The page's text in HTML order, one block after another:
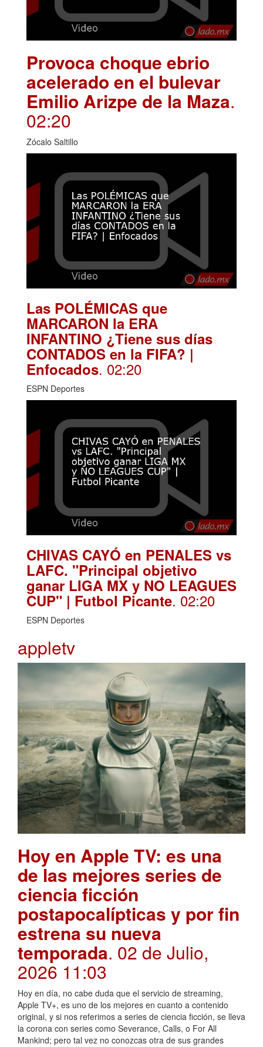
Provoca choque ebrio
acelerado en el bulevar
Emilio Arizpe de la Maza.
02:20
Zócalo Saltillo
Las POLÉMICAS que
MARCARON la ERA
INFANTINO ¿Tiene sus días
CONTADOS en la FIFA? |
Enfocados. 02:20
ESPN Deportes
CHIVAS CAYÓ en PENALES vs
LAFC. "Principal objetivo
ganar LIGA MX y NO LEAGUES
CUP" | Futbol Picante. 02:20
ESPN Deportes
appletv
Hoy en Apple TV: es una
de las mejores series de
ciencia ficción
postapocalípticas y por fin
estrena su nueva
temporada. 02 de Julio,
2026 11:03
Hoy en día, no cabe duda que el servicio de streaming,
Apple TV+, es uno de los mejores en cuanto a contenido
original, y si nos referimos a series de ciencia ficción, se lleva
la corona con series como Severance, Calls, o For All
Mankind; pero tal vez no conozcas otra de sus grandes